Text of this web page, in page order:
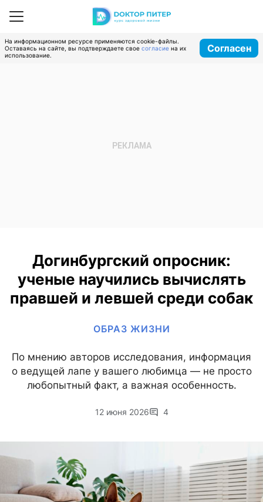
На информационном ресурсе применяются cookie-файлы.
Оставаясь на сайте, вы подтверждаете свое согласие на их
использование.
Согласен
Догинбургский опросник:
ученые научились вычислять
правшей и левшей среди собак
ОБРАЗ ЖИЗНИ
По мнению авторов исследования, информация
о ведущей лапе у вашего любимца — не просто
любопытный факт, а важная особенность.
12 июня 2026 4